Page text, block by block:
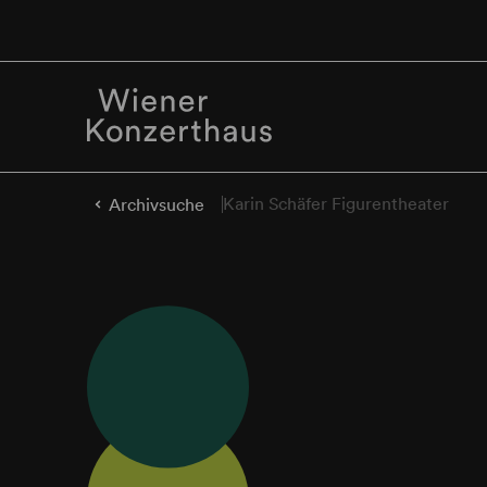
Archivsuche Karin Schäfer Figurentheater